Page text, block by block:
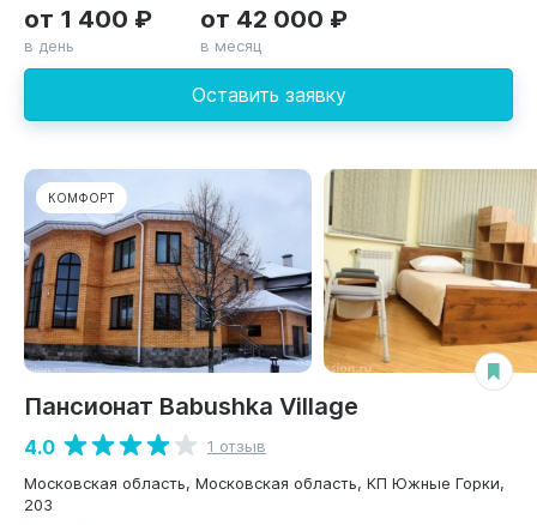
Оставить заявку
от 1 400 ₽
в день
от 42 000 ₽
в месяц
КОМФОРТ
Пансионат Babushka Village
4.0
1 отзыв
Московская область, Московская область, КП Южные Горки,
203